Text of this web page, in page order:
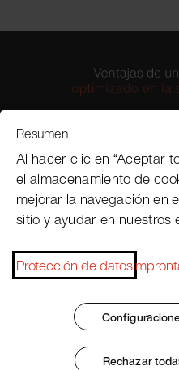
Resumen
Al hacer clic en “Aceptar
el almacenamiento de
mejorar la navegación en
sitio y ayudar en nuestros
Protección de datos
Rechazar